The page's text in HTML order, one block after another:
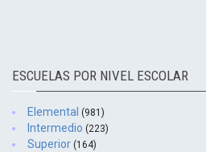
ESCUELAS POR NIVEL ESCOLAR
Elemental (981)
Intermedio (223)
Superior (164)